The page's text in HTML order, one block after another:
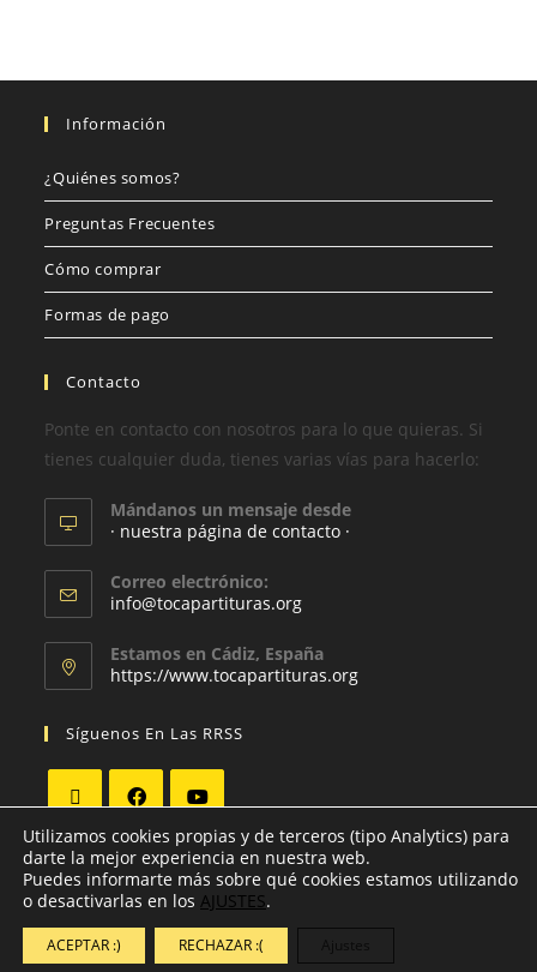
Información
¿Quiénes somos?
Preguntas Frecuentes
Cómo comprar
Formas de pago
Contacto
Ponte en contacto con nosotros para lo que quieras. Si
tienes cualquier duda, tienes varias vías para hacerlo:
Mándanos un mensaje desde
· nuestra página de contacto ·
Correo electrónico:
info@tocapartituras.org
Estamos en Cádiz, España
https://www.tocapartituras.org
Síguenos En Las RRSS
Copyright - WordPress Theme by OceanWP
Utilizamos cookies propias y de terceros (tipo Analytics) para
darte la mejor experiencia en nuestra web.
Puedes informarte más sobre qué cookies estamos utilizando
o desactivarlas en los AJUSTES.
ACEPTAR :) RECHAZAR :(